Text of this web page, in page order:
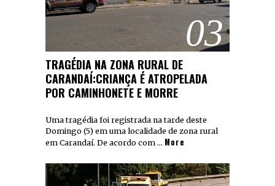
03
TRAGÉDIA NA ZONA RURAL DE
CARANDAÍ:CRIANÇA É ATROPELADA
POR CAMINHONETE E MORRE
Uma tragédia foi registrada na tarde deste
Domingo (5) em uma localidade de zona rural
em Carandaí. De acordo com … More